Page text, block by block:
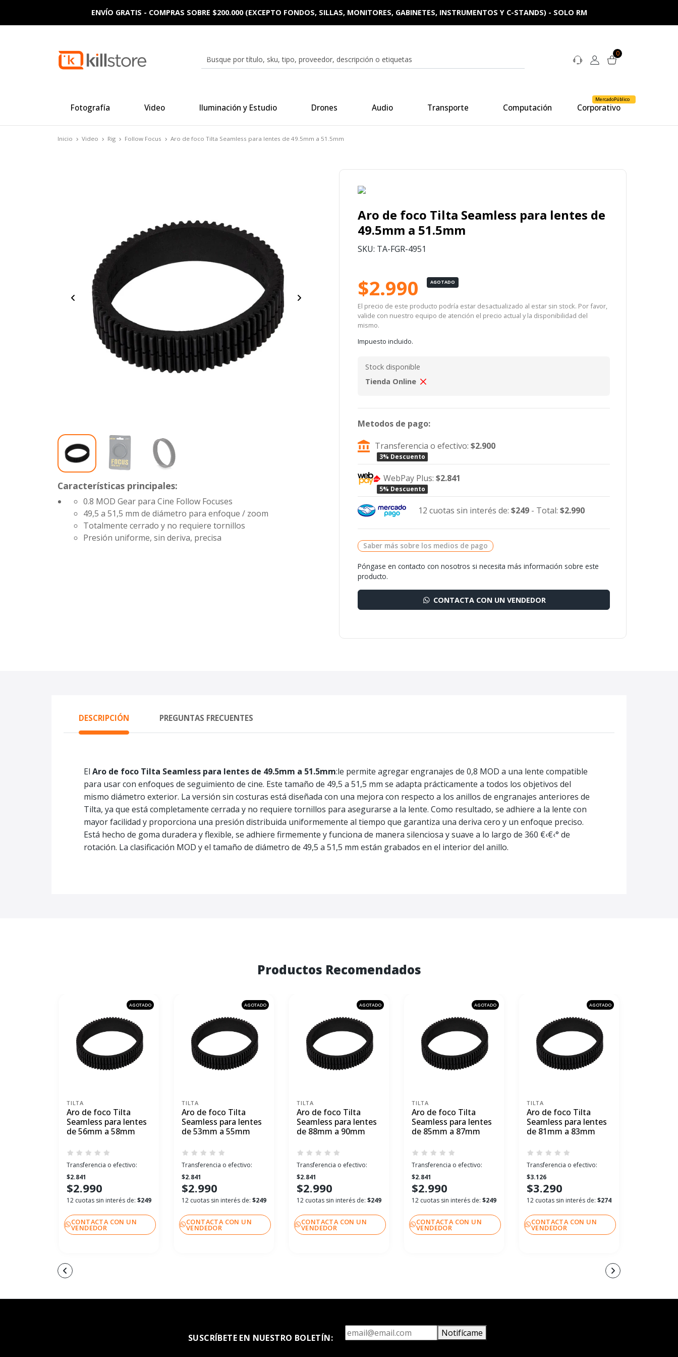
0
Fotografía Video Iluminación y Estudio Drones Audio Transporte Computación Corporativo
MercadoPúblico
ENVÍO GRATIS - COMPRAS SOBRE $200.000 (EXCEPTO FONDOS, SILLAS, MONITORES, GABINETES, INSTRUMENTOS Y C-STANDS) - SOLO RM
Inicio Video Rig Follow Focus Aro de foco Tilta Seamless para lentes de 49.5mm a 51.5mm
Características principales:
0.8 MOD Gear para Cine Follow Focuses
49,5 a 51,5 mm de diámetro para enfoque / zoom
Totalmente cerrado y no requiere tornillos
Presión uniforme, sin deriva, precisa
Aro de foco Tilta Seamless para lentes de
49.5mm a 51.5mm
SKU: TA-FGR-4951
$2.990 AGOTADO
El precio de este producto podría estar desactualizado al estar sin stock. Por favor,
valide con nuestro equipo de atención el precio actual y la disponibilidad del
mismo.
Impuesto incluido.
Stock disponible
Tienda Online
Metodos de pago:
Transferencia o efectivo:$2.900
3% Descuento
WebPay Plus:$2.841
5% Descuento
12 cuotas sin interés de: $249- Total: $2.990
Saber más sobre los medios de pago
Póngase en contacto con nosotros si necesita más información sobre este
producto.
CONTACTA CON UN VENDEDOR
DESCRIPCIÓN PREGUNTAS FRECUENTES
El Aro de foco Tilta Seamless para lentes de 49.5mm a 51.5mm:le permite agregar engranajes de 0,8 MOD a una lente compatible
para usar con enfoques de seguimiento de cine. Este tamaño de 49,5 a 51,5 mm se adapta prácticamente a todos los objetivos del
mismo diámetro exterior. La versión sin costuras está diseñada con una mejora con respecto a los anillos de engranajes anteriores de
Tilta, ya que está completamente cerrada y no requiere tornillos para asegurarse a la lente. Como resultado, se adhiere a la lente con
mayor facilidad y proporciona una presión distribuida uniformemente al tiempo que garantiza una deriva cero y un enfoque preciso.
Está hecho de goma duradera y flexible, se adhiere firmemente y funciona de manera silenciosa y suave a lo largo de 360 €‹€‹° de
rotación. La clasificación MOD y el tamaño de diámetro de 49,5 a 51,5 mm están grabados en el interior del anillo.
Productos Recomendados
AGOTADO
TILTA
Aro de foco Tilta
Seamless para lentes
de 56mm a 58mm
Transferencia o efectivo:
$2.841
$2.990
12 cuotas sin interés de: $249
CONTACTA CON UN
VENDEDOR
AGOTADO
TILTA
Aro de foco Tilta
Seamless para lentes
de 53mm a 55mm
Transferencia o efectivo:
$2.841
$2.990
12 cuotas sin interés de: $249
CONTACTA CON UN
VENDEDOR
AGOTADO
TILTA
Aro de foco Tilta
Seamless para lentes
de 88mm a 90mm
Transferencia o efectivo:
$2.841
$2.990
12 cuotas sin interés de: $249
CONTACTA CON UN
VENDEDOR
AGOTADO
TILTA
Aro de foco Tilta
Seamless para lentes
de 85mm a 87mm
Transferencia o efectivo:
$2.841
$2.990
12 cuotas sin interés de: $249
CONTACTA CON UN
VENDEDOR
AGOTADO
TILTA
Aro de foco Tilta
Seamless para lentes
de 81mm a 83mm
Transferencia o efectivo:
$3.126
$3.290
12 cuotas sin interés de: $274
CONTACTA CON UN
VENDEDOR
SUSCRÍBETE EN NUESTRO BOLETÍN: Notifícame